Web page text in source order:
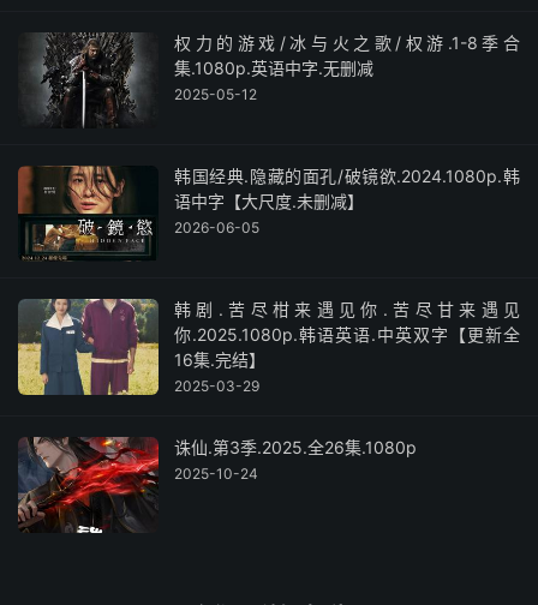
权力的游戏/冰与火之歌/权游.1-8季合
集.1080p.英语中字.无删减
2025-05-12
韩国经典.隐藏的面孔/破镜欲.2024.1080p.韩
语中字【大尺度.未删减】
2026-06-05
韩剧.苦尽柑来遇见你.苦尽甘来遇见
你.2025.1080p.韩语英语.中英双字【更新全
16集.完结】
2025-03-29
诛仙.第3季.2025.全26集.1080p
2025-10-24